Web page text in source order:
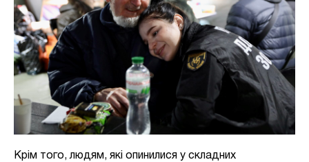
Крім того, людям, які опинилися у складних